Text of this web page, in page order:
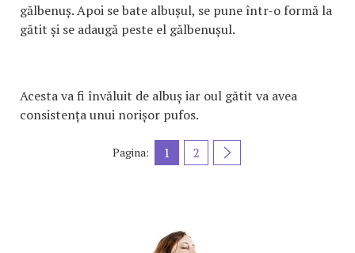
gălbenuș. Apoi se bate albușul, se pune într-o formă la
gătit și se adaugă peste el gălbenușul.
Acesta va fi învăluit de albuș iar oul gătit va avea
consistența unui norișor pufos.
Pagina: 1 2